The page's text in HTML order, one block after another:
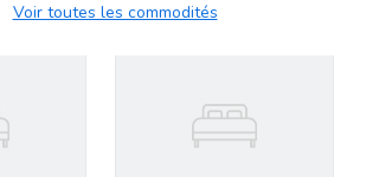
Voir toutes les commodités